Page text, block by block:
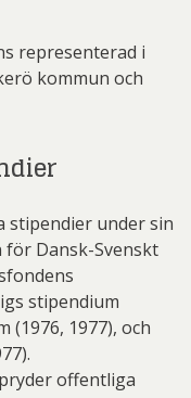
representerad i
kommun och
stipendier under sin
Dansk-Svenskt
stipendium
(1976, 1977), och
offentliga